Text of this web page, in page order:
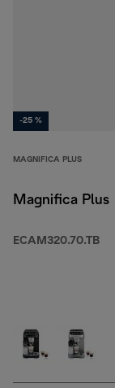
-25 %
MAGNIFICA PLUS
Magnifica Plus
ECAM320.70.TB